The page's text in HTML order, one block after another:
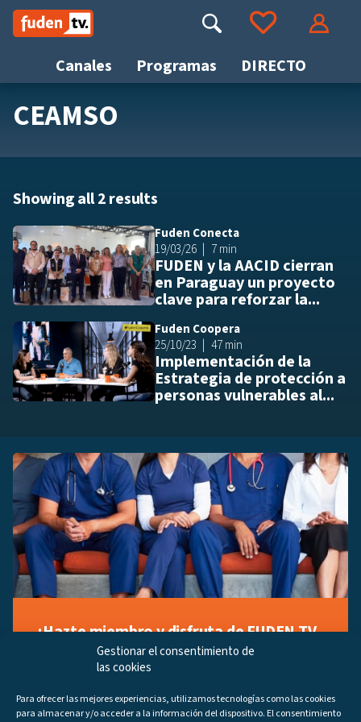
Gestionar el consentimiento de
las cookies
Para ofrecer las mejores experiencias, utilizamos tecnologías como las cookies
para almacenar y/o acceder a la información del dispositivo. El consentimiento
Saltar
contenido
Canales Programas DIRECTO
Buscar Ir a tus favoritos
CEAMSO
Showing all 2 results
Fuden Conecta
19/03/26
7 min
FUDEN y la AACID cierran
en Paraguay un proyecto
clave para reforzar la...
Fuden Coopera
25/10/23
47 min
Implementación de la
Estrategia de protección a
personas vulnerables al...
¡Hazte miembro y disfruta de FUDEN TV
a tu manera!
Regístrate ahora gratuitamente y marca tus videos
los últimos programas disponibles.